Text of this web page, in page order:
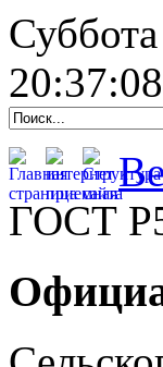
20:37:09
ГОСТ